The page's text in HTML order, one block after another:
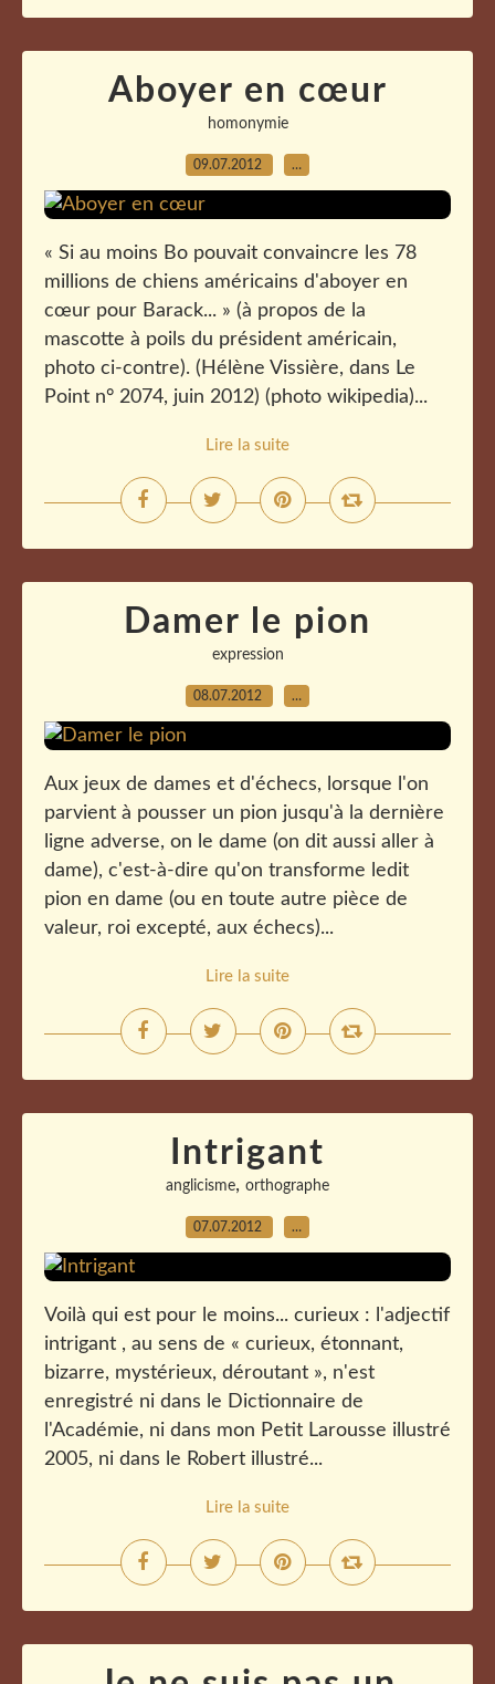
Aboyer en cœur
homonymie
09.07.2012 …
« Si au moins Bo pouvait convaincre les 78
millions de chiens américains d'aboyer en
cœur pour Barack... » (à propos de la
mascotte à poils du président américain,
photo ci-contre). (Hélène Vissière, dans Le
Point n° 2074, juin 2012) (photo wikipedia)...
Lire la suite
Damer le pion
expression
08.07.2012 …
Aux jeux de dames et d'échecs, lorsque l'on
parvient à pousser un pion jusqu'à la dernière
ligne adverse, on le dame (on dit aussi aller à
dame), c'est-à-dire qu'on transforme ledit
pion en dame (ou en toute autre pièce de
valeur, roi excepté, aux échecs)...
Lire la suite
Intrigant
anglicisme, orthographe
07.07.2012 …
Voilà qui est pour le moins... curieux : l'adjectif
intrigant , au sens de « curieux, étonnant,
bizarre, mystérieux, déroutant », n'est
enregistré ni dans le Dictionnaire de
l'Académie, ni dans mon Petit Larousse illustré
2005, ni dans le Robert illustré...
Lire la suite